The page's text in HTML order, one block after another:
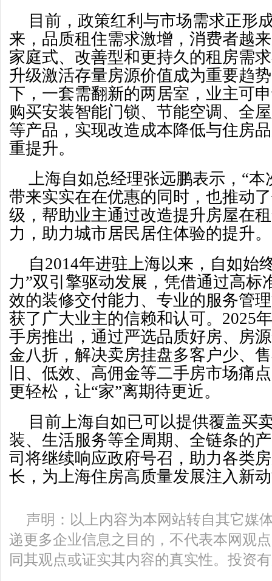
目前，政策红利与市场需求正形
来，品质租住需求激增，消费者越
家庭式、改善型和更持久的租房需
升级激活存量房源价值成为重要趋
下，一套需翻新的两居室，业主可
购买安装智能门锁、节能空调、全
等产品，实现改造成本降低与住房
重提升。
上海自如总经理张远鹏表示，“
带来实实在在优惠的同时，也推动
级，帮助业主通过改造提升房屋在
力，助力城市居民居住体验的提升
自2014年进驻上海以来，自如始
力”双引擎驱动发展，凭借通过高标
效的装修交付能力、专业的服务管
获了广大业主的信赖和认可。2025
手房推出，通过严选品质好房、房
金八折，解决卖房挂盘多客户少、
旧、低效、高佣金等二手房市场痛
更轻松，让“家”离期待更近。
目前上海自如已可以提供覆盖买
装、生活服务等全周期、全链条的
司将继续响应政府号召，助力各类
长，为上海住房高质量发展注入新
声明：以上内容为本网站转自其它媒
递更多企业信息之目的，不代表本网观
同其观点或证实其内容的真实性。投资